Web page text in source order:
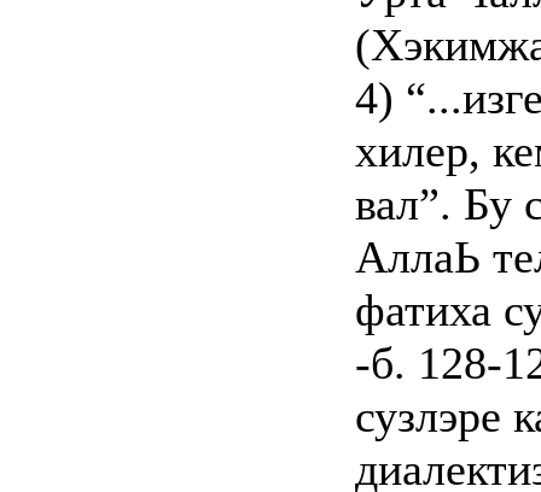
4)
хилер,
вал”. Бу
АллаЬ
фатиха
-б. 128-
сузлэре